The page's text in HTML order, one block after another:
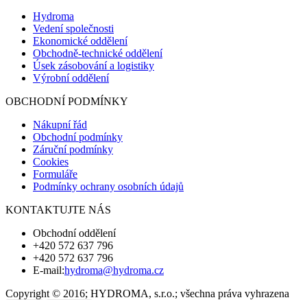
Hydroma
Vedení společnosti
Ekonomické oddělení
Obchodně-technické oddělení
Úsek zásobování a logistiky
Výrobní oddělení
OBCHODNÍ PODMÍNKY
Nákupní řád
Obchodní podmínky
Záruční podmínky
Cookies
Formuláře
Podmínky ochrany osobních údajů
KONTAKTUJTE NÁS
Obchodní oddělení
+420 572 637 796
+420 572 637 796
E-mail:hydroma@hydroma.cz
Copyright © 2016; HYDROMA, s.r.o.; všechna práva vyhrazena